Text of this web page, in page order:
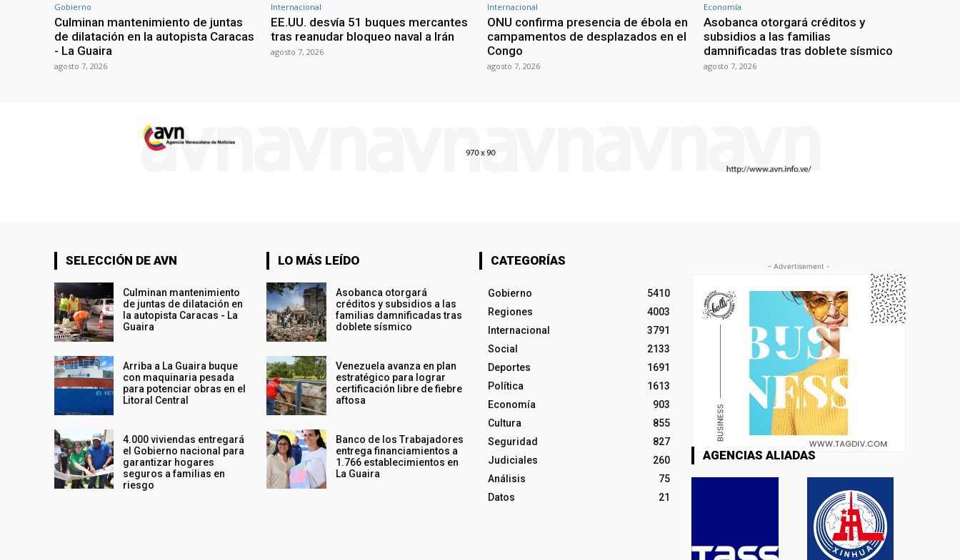
Gobierno
Culminan mantenimiento de juntas
de dilatación en la autopista Caracas
- La Guaira
agosto 7, 2026
Internacional
EE.UU. desvía 51 buques mercantes
tras reanudar bloqueo naval a Irán
agosto 7, 2026
Internacional
ONU confirma presencia de ébola en
campamentos de desplazados en el
Congo
agosto 7, 2026
Economía
Asobanca otorgará créditos y
subsidios a las familias
damnificadas tras doblete sísmico
agosto 7, 2026
SELECCIÓN DE AVN
Culminan mantenimiento
de juntas de dilatación en
la autopista Caracas - La
Guaira
Arriba a La Guaira buque
con maquinaria pesada
para potenciar obras en el
Litoral Central
4.000 viviendas entregará
el Gobierno nacional para
garantizar hogares
seguros a familias en
riesgo
LO MÁS LEÍDO
Asobanca otorgará
créditos y subsidios a las
familias damnificadas tras
doblete sísmico
Venezuela avanza en plan
estratégico para lograr
certificación libre de fiebre
aftosa
Banco de los Trabajadores
entrega financiamientos a
1.766 establecimientos en
La Guaira
CATEGORÍAS
Gobierno
5410
Regiones
4003
Internacional
3791
Social
2133
Deportes
1691
Política
1613
Economía
903
Cultura
855
Seguridad
827
Judiciales
260
Análisis
75
Datos
21
- Advertisement -
AGENCIAS ALIADAS